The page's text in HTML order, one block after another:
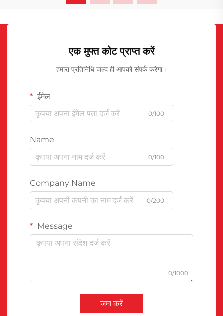
एक मुफ्त कोट प्राप्त करें
हमारा प्रतिनिधि जल्द ही आपको संपर्क करेगा।
ईमेल
0/100
Name
0/100
Company Name
0/200
Message
0/1000
जमा करें